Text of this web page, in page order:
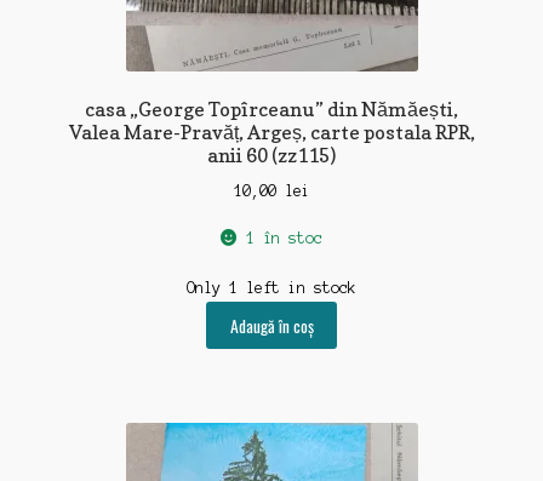
casa „George Topîrceanu” din Nămăești,
Valea Mare-Pravăț, Argeș, carte postala RPR,
anii 60 (zz115)
10,00 lei
1 în stoc
Only 1 left in stock
Adaugă în coș